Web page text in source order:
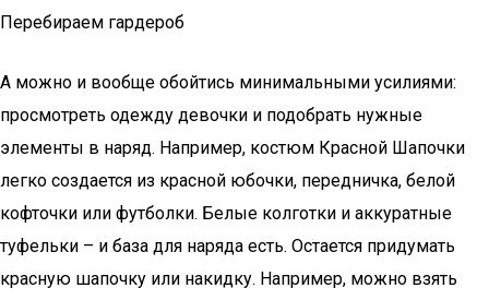
Перебираем гардероб
А можно и вообще обойтись минимальными усилиями:
просмотреть одежду девочки и подобрать нужные
элементы в наряд. Например, костюм Красной Шапочки
легко создается из красной юбочки, передничка, белой
кофточки или футболки. Белые колготки и аккуратные
туфельки – и база для наряда есть. Остается придумать
красную шапочку или накидку. Например, можно взять